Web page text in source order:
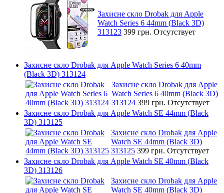
Захисне скло Drobak для Apple
Watch Series 6 44mm (Black 3D)
313123 399 грн. Отсутствует
Захисне скло Drobak для Apple Watch Series 6 40mm
(Black 3D) 313124
Захисне скло Drobak для Apple
Watch Series 6 40mm (Black 3D)
313124 399 грн. Отсутствует
Захисне скло Drobak для Apple Watch SE 44mm (Black
3D) 313125
Захисне скло Drobak для Apple
Watch SE 44mm (Black 3D)
313125 399 грн. Отсутствует
Захисне скло Drobak для Apple Watch SE 40mm (Black
3D) 313126
Захисне скло Drobak для Apple
Watch SE 40mm (Black 3D)